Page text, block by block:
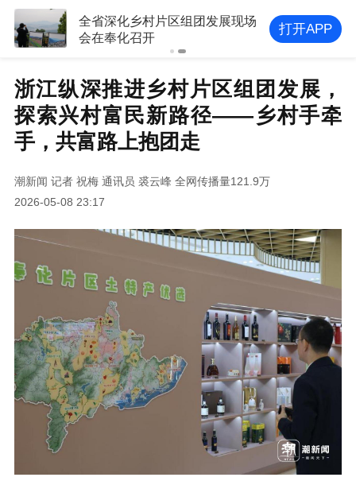
全省深化乡村片区组团发展现场
会在奉化召开
打开APP
浙江纵深推进乡村片区组团发展，
探索兴村富民新路径——乡村手牵
手，共富路上抱团走
潮新闻 记者 祝梅 通讯员 裘云峰 全网传播量121.9万
2026-05-08 23:17